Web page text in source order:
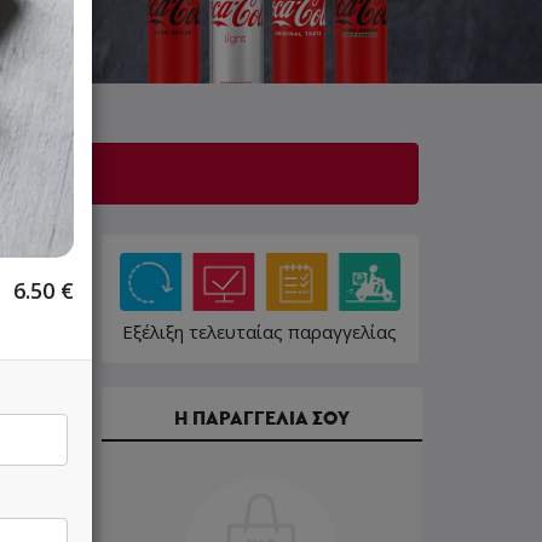
Εξέλιξη τελευταίας παραγγελίας
Η ΠΑΡΑΓΓΕΛΙΑ ΣΟΥ
6.50 €